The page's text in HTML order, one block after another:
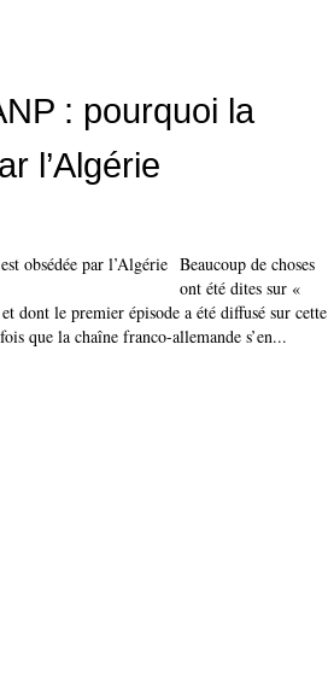
: pourquoi la
l’Algérie
Beaucoup de choses
ont été dites sur «
dont le premier épisode a été diffusé sur cette
que la chaîne franco-allemande s’en...